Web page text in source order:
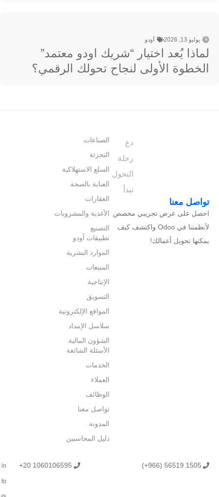
يوليو 13, 2026 أودو
لماذا يُعد اختيار “شريك اودو معتمد”
الخطوة الأولى لنجاح تحولك الرقمي؟
دع
رحلة
التحول
تبدأ
تواصل معنا
احصل على عرض تجريبي مخصص
لأنظمتنا في Odoo واكتشف كيف
يمكنها تحويل أعمالك!
الأسئلة الشائعة
الخدمات
العملاء
الوظائف
تواصل معنا
المدونة
دليل المحاسبين
تطبيقات أودو
الموارد البشرية
المبيعات
الإنتاجية
التسويق
المواقع الإلكترونية
سلاسل الإمداد
الشؤون المالية
الصناعات
التجزئة
السلع الاستهلاكية
العناية بالصحة
العقارات
الأغذية والمشروبات
التصنيع
(+966) 56519 1505
+20 1060106595
in
fo